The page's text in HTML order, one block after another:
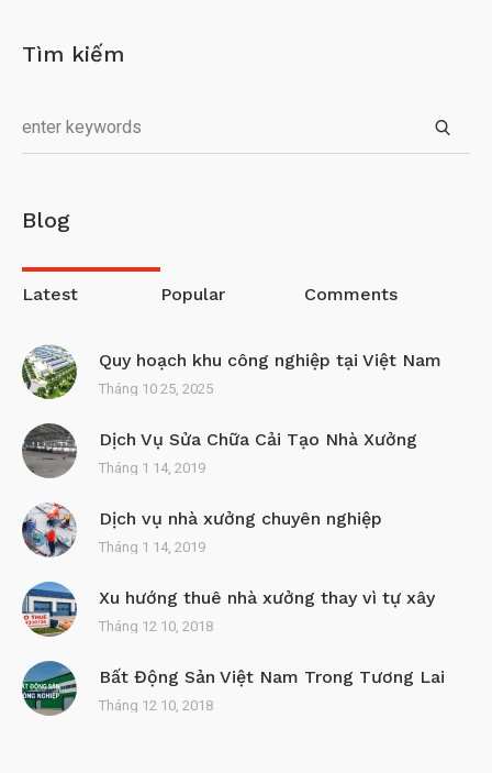
Tìm kiếm
Blog
Latest Popular Comments
Quy hoạch khu công nghiệp tại Việt Nam
Tháng 10 25, 2025
Dịch Vụ Sửa Chữa Cải Tạo Nhà Xưởng
Tháng 1 14, 2019
Dịch vụ nhà xưởng chuyên nghiệp
Tháng 1 14, 2019
Xu hướng thuê nhà xưởng thay vì tự xây
Tháng 12 10, 2018
Bất Động Sản Việt Nam Trong Tương Lai
Tháng 12 10, 2018